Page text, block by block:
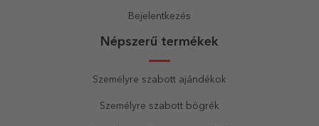
Bejelentkezés
Népszerű termékek
Személyre szabott ajándékok
Személyre szabott bögrék